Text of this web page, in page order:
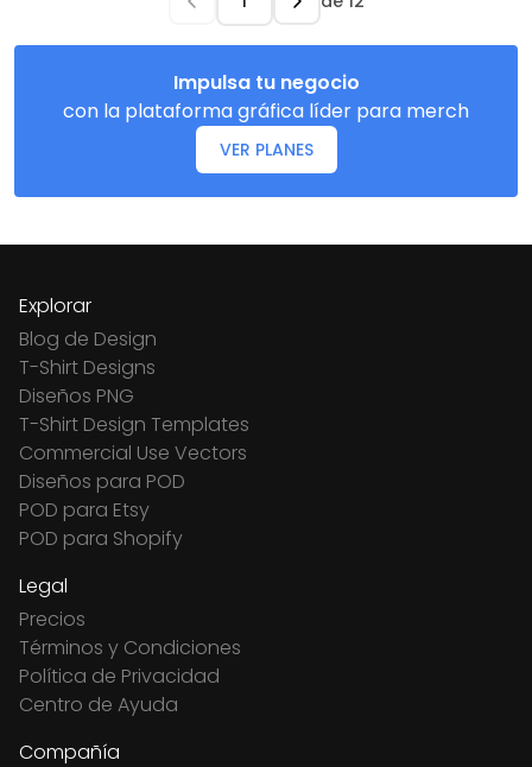
Impulsa tu negocio
con la plataforma gráfica líder para merch
VER PLANES
Explorar
Blog de Design
T-Shirt Designs
Diseños PNG
T-Shirt Design Templates
Commercial Use Vectors
Diseños para POD
POD para Etsy
POD para Shopify
Legal
Precios
Términos y Condiciones
Política de Privacidad
Centro de Ayuda
Compañía